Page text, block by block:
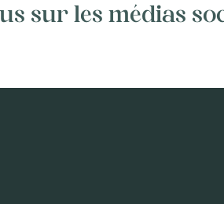
sur les médias